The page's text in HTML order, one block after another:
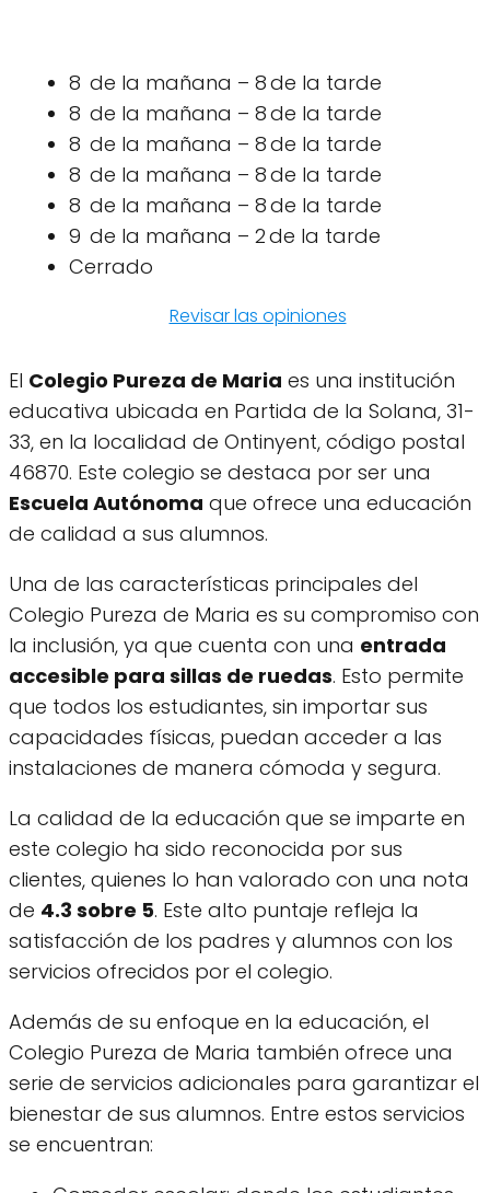
8 de la mañana – 8 de la tarde
8 de la mañana – 8 de la tarde
8 de la mañana – 8 de la tarde
8 de la mañana – 8 de la tarde
8 de la mañana – 8 de la tarde
9 de la mañana – 2 de la tarde
Cerrado
Revisar las opiniones
El Colegio Pureza de Maria es una institución
educativa ubicada en Partida de la Solana, 31-
33, en la localidad de Ontinyent, código postal
46870. Este colegio se destaca por ser una
Escuela Autónoma que ofrece una educación
de calidad a sus alumnos.
Una de las características principales del
Colegio Pureza de Maria es su compromiso con
la inclusión, ya que cuenta con una entrada
accesible para sillas de ruedas. Esto permite
que todos los estudiantes, sin importar sus
capacidades físicas, puedan acceder a las
instalaciones de manera cómoda y segura.
La calidad de la educación que se imparte en
este colegio ha sido reconocida por sus
clientes, quienes lo han valorado con una nota
de 4.3 sobre 5. Este alto puntaje refleja la
satisfacción de los padres y alumnos con los
servicios ofrecidos por el colegio.
Además de su enfoque en la educación, el
Colegio Pureza de Maria también ofrece una
serie de servicios adicionales para garantizar el
bienestar de sus alumnos. Entre estos servicios
se encuentran: